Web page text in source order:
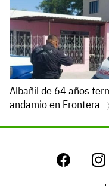
Albañil de 64 años
andamio en Frontera